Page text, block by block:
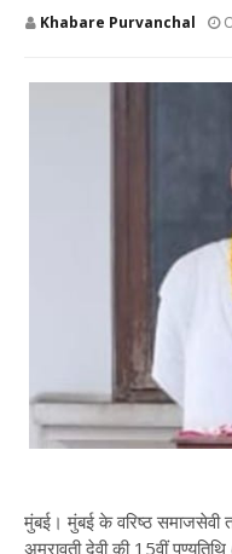
Khabare Purvanchal
मुंबई। मुंबई के वरिष्ठ समाजसेवी
अमरावती देवी की 15वीं